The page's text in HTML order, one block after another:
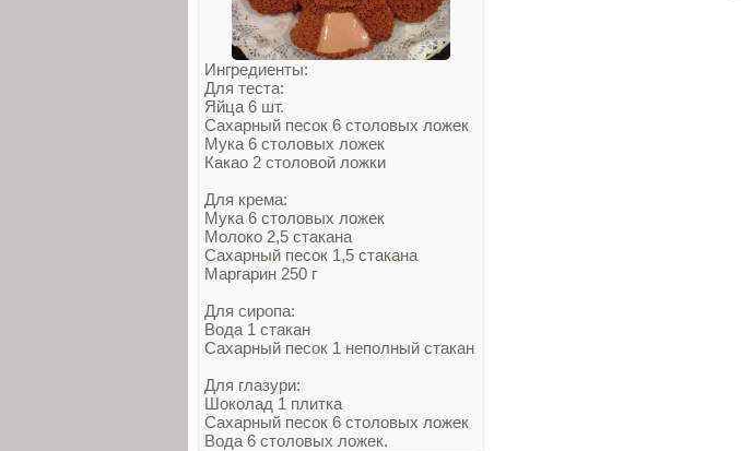
Ингредиенты:
Для теста:
Яйца 6 шт.
Сахарный песок 6 столовых ложек
Мука 6 столовых ложек
Какао 2 столовой ложки
Для крема:
Мука 6 столовых ложек
Молоко 2,5 стакана
Сахарный песок 1,5 стакана
Маргарин 250 г
Для сиропа:
Вода 1 стакан
Сахарный песок 1 неполный стакан
Для глазури:
Шоколад 1 плитка
Сахарный песок 6 столовых ложек
Вода 6 столовых ложек.